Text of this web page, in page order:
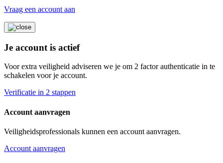
Vraag een account aan
Je account is actief
Voor extra veiligheid adviseren we je om 2 factor authenticatie in te
schakelen voor je account.
Verificatie in 2 stappen
Account aanvragen
Veiligheidsprofessionals kunnen een account aanvragen.
Account aanvragen